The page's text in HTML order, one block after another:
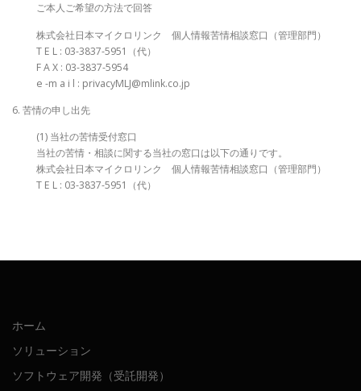
ご本人ご希望の方法で回答
株式会社日本マイクロリンク 個人情報苦情相談窓口（管理部門）
T E L : 03-3837-5951（代）
F A X : 03-3837-5954
e -m a i l : privacyMLJ@mlink.co.jp
6. 苦情の申し出先
(1) 当社の苦情受付窓口
当社の苦情・相談に関する当社の窓口は以下の通りです。
株式会社日本マイクロリンク 個人情報苦情相談窓口（管理部門）
T E L : 03-3837-5951（代）
ホーム
ソリューション
ソフトウェア開発（受託開発）